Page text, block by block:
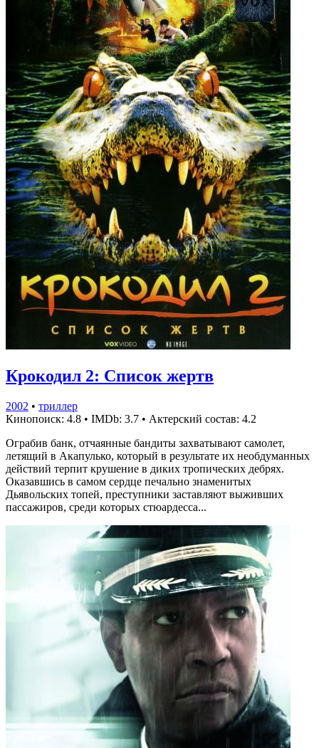
Крокодил 2: Список жертв
2002 • триллер
Кинопоиск: 4.8 • IMDb: 3.7 • Актерский состав: 4.2
Ограбив банк, отчаянные бандиты захватывают самолет,
летящий в Акапулько, который в результате их необдуманных
действий терпит крушение в диких тропических дебрях.
Оказавшись в самом сердце печально знаменитых
Дьявольских топей, преступники заставляют выживших
пассажиров, среди которых стюардесса...